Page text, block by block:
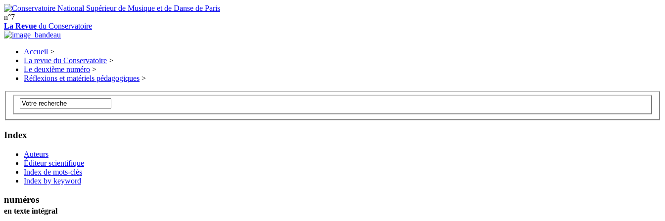
n°7
La Revue du Conservatoire
Accueil >
La revue du Conservatoire >
Le deuxième numéro >
Réflexions et matériels pédagogiques >
Index
Auteurs
Éditeur scientifique
Index de mots-clés
Index by keyword
numéros
en texte intégral